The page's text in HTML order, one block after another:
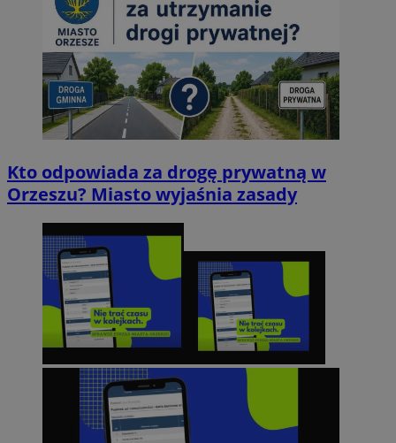
Kto odpowiada za drogę prywatną w
Orzeszu? Miasto wyjaśnia zasady